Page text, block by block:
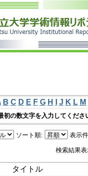
B C D E F G H J K L M
初の数文字を入力してくださ
ソート順: 表示
検索結果
タイトル